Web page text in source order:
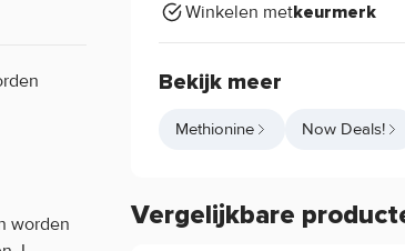
Winkelen metkeurmerk
Bekijk meer
Methionine Now Deals!
Vergelijkbare
worden